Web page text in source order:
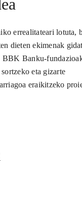
errealitateari lotuta,
dieten ekimenak
BBK Banku-
eta gizarte
eraikitzeko